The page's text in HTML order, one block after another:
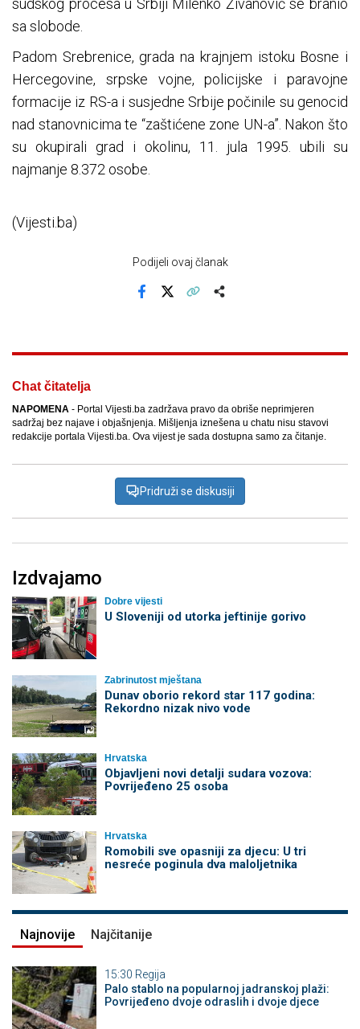
sudskog procesa u Srbiji Milenko Živanović se branio
sa slobode.
Padom Srebrenice, grada na krajnjem istoku Bosne i
Hercegovine, srpske vojne, policijske i paravojne
formacije iz RS-a i susjedne Srbije počinile su genocid
nad stanovnicima te “zaštićene zone UN-a”. Nakon što
su okupirali grad i okolinu, 11. jula 1995. ubili su
najmanje 8.372 osobe.
(Vijesti.ba)
Podijeli ovaj članak
Chat čitatelja
NAPOMENA - Portal Vijesti.ba zadržava pravo da obriše neprimjeren
sadržaj bez najave i objašnjenja. Mišljenja iznešena u chatu nisu stavovi
redakcije portala Vijesti.ba. Ova vijest je sada dostupna samo za čitanje.
Pridruži se diskusiji
Izdvajamo
Dobre vijesti
U Sloveniji od utorka jeftinije gorivo
Zabrinutost mještana
Dunav oborio rekord star 117 godina:
Rekordno nizak nivo vode
Hrvatska
Objavljeni novi detalji sudara vozova:
Povrijeđeno 25 osoba
Hrvatska
Romobili sve opasniji za djecu: U tri
nesreće poginula dva maloljetnika
Najnovije Najčitanije
15:30 Regija
Palo stablo na popularnoj jadranskoj plaži:
Povrijeđeno dvoje odraslih i dvoje djece